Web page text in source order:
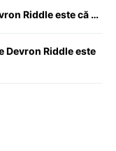
Riddle este că …
Devron Riddle este